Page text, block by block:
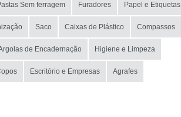
Sem ferragem Furadores Papel e Etiquetas
Saco Caixas de Plástico Compassos
de Encadernação Higiene e Limpeza
Escritório e Empresas Agrafes